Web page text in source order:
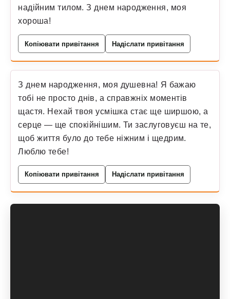
надійним тилом. З днем народження, моя
хороша!
Копіювати привітання Надіслати привітання
З днем народження, моя душевна! Я бажаю
тобі не просто днів, а справжніх моментів
щастя. Нехай твоя усмішка стає ще ширшою, а
серце — ще спокійнішим. Ти заслуговуєш на те,
щоб життя було до тебе ніжним і щедрим.
Люблю тебе!
Копіювати привітання Надіслати привітання